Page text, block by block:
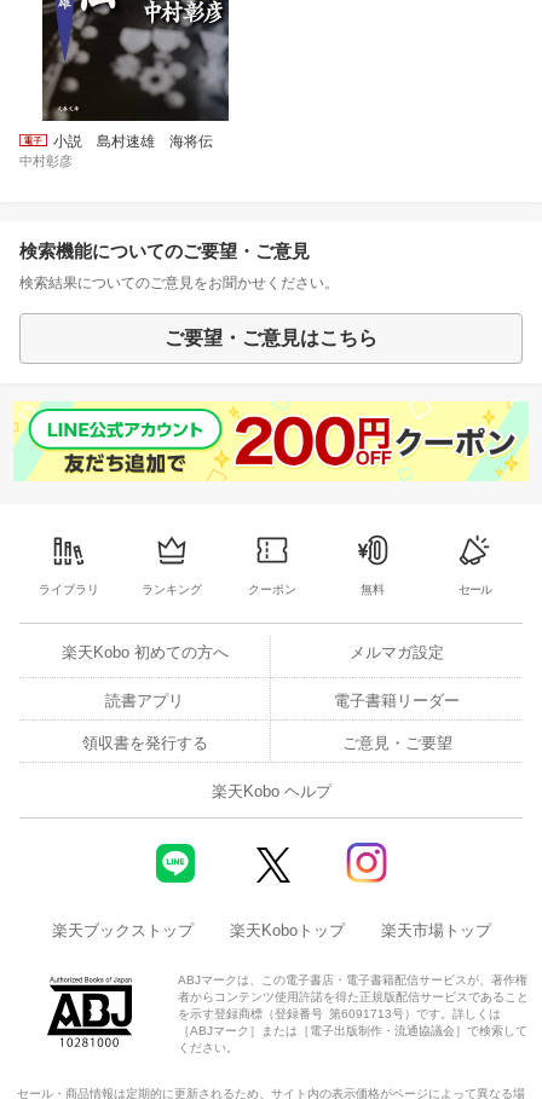
小説 島村速雄 海将伝
中村彰彦
検索機能についてのご要望・ご意見
検索結果についてのご意見をお聞かせください。
ご要望・ご意見はこちら
ライブラリ ランキング クーポン 無料 セール
楽天Kobo 初めての方へ メルマガ設定
読書アプリ 電子書籍リーダー
領収書を発行する ご意見・ご要望
楽天Kobo ヘルプ
楽天ブックストップ 楽天Koboトップ 楽天市場トップ
ABJマークは、この電子書店・電子書籍配信サービスが、著作権
者からコンテンツ使用許諾を得た正規版配信サービスであること
を示す登録商標（登録番号 第6091713号）です。詳しくは
［ABJマーク］または［電子出版制作・流通協議会］で検索して
ください。
セール・商品情報は定期的に更新されるため、サイト内の表示価格がページによって異なる場